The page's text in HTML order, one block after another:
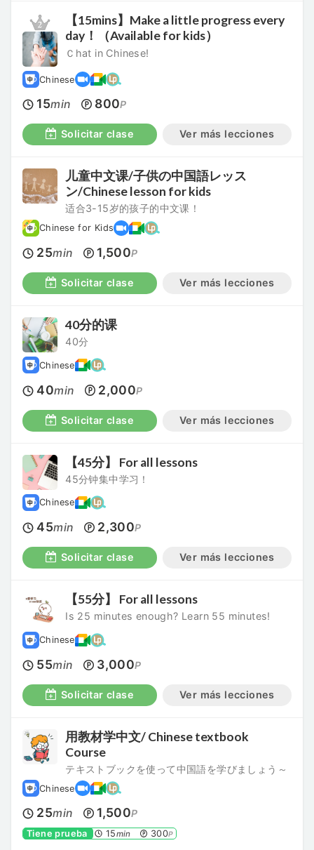
【15mins】Make a little progress every
day！（Available for kids）
Ｃhat in Chinese!
Chinese
15min 800P
Solicitar clase Ver más lecciones
儿童中文课/子供の中国語レッス
ン/Chinese lesson for kids
适合3-15岁的孩子的中文课！
Chinese for Kids
25min 1,500P
Solicitar clase Ver más lecciones
40分的课
40分
Chinese
40min 2,000P
Solicitar clase Ver más lecciones
【45分】 For all lessons
45分钟集中学习！
Chinese
45min 2,300P
Solicitar clase Ver más lecciones
【55分】 For all lessons
Is 25 minutes enough? Learn 55 minutes!
Chinese
55min 3,000P
Solicitar clase Ver más lecciones
用教材学中文/ Chinese textbook
Course
テキストブックを使って中国語を学びましょう～
Chinese
25min 1,500P
Tiene prueba 15min 300P